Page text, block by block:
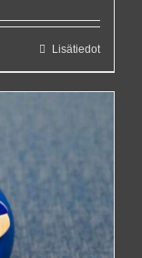
Lisätiedot